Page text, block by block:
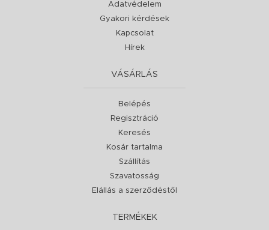
Adatvédelem
Gyakori kérdések
Kapcsolat
Hírek
VÁSÁRLÁS
Belépés
Regisztráció
Keresés
Kosár tartalma
Szállítás
Szavatosság
Elállás a szerződéstől
TERMÉKEK